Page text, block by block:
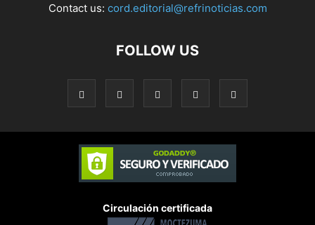
Contact us: cord.editorial@refrinoticias.com
FOLLOW US
Circulación certificada